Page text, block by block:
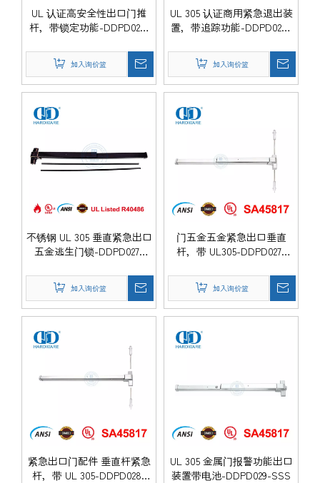
UL 认证高安全性出口门推
杆，带锁定功能-DDPD025-
加入询价篮
UL 305 认证商用紧急退出装
置，带追踪功能-DDPD026-
加入询价篮
不锈钢 UL 305 垂直紧急出口
五金逃生门锁-DDPD027-
加入询价篮
门五金五金紧急出口垂直
杆，带 UL305-DDPD027-
加入询价篮
紧急出口门配件 垂直杆紧急
杆，带 UL 305-DDPD028-
UL 305 金属门报警功能出口
装置带电池-DDPD029-SSS